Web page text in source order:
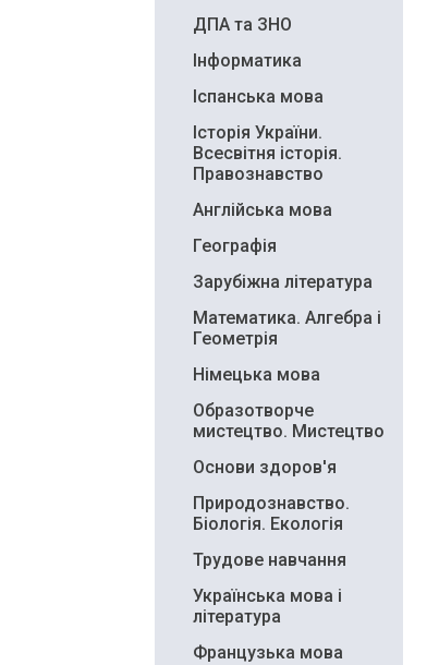
ДПА та ЗНО
Інформатика
Іспанська мова
Історія України.
Всесвітня історія.
Правознавство
Англійська мова
Географія
Зарубіжна література
Математика. Алгебра і
Геометрія
Німецька мова
Образотворче
мистецтво. Мистецтво
Основи здоров'я
Природознавство.
Біологія. Екологія
Трудове навчання
Українська мова і
література
Французька мова